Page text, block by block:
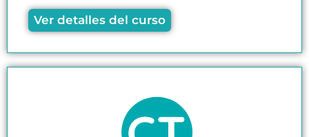
Ver detalles del curso